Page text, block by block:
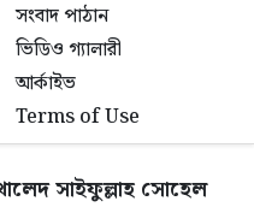
সংবাদ পাঠান
ভিডিও গ্যালারী
আর্কাইভ
Terms of Use
সাইফুল্লাহ সোহেল